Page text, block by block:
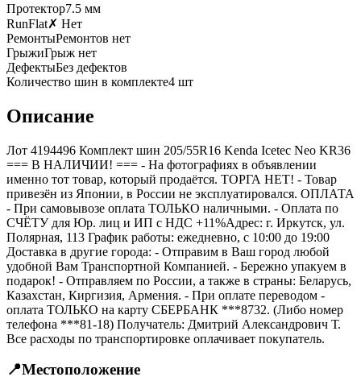
Протектор7.5 мм
RunFlat✗ Нет
РемонтыРемонтов нет
ГрыжиГрыж нет
ДефектыБез дефектов
Количество шин в комплекте4 шт
Описание
Лот 4194496 Комплект шин 205/55R16 Kenda Icetec Neo KR36
=== B НАЛИЧИИ! === - На фотографиях в объявлении
именно тот товар, который продаётся. ТОРГА НЕТ! - Товар
привезён из Японии, в России не эксплуатировался. ОПЛАТА
- При самовывозе оплата ТОЛЬКО наличными. - Оплата по
СЧЁТУ для Юр. лиц и ИП с НДС +11%Адрес: г. Иркутск, ул.
Полярная, 113 График работы: ежедневно, с 10:00 до 19:00
Доставка в другие города: - Отправим в Ваш город любой
удобной Вам Транспортной Компанией. - Бережно упакуем в
подарок! - Отправляем по России, а также в страны: Беларусь,
Казахстан, Киргизия, Армения. - При оплате переводом -
оплата ТОЛЬКО на карту СБЕРБАНК ***8732. (Либо номер
телефона ***81-18) Получатель: Дмитрий Александрович Т.
Все расходы по транспортировке оплачивает покупатель.
📍Местоположение